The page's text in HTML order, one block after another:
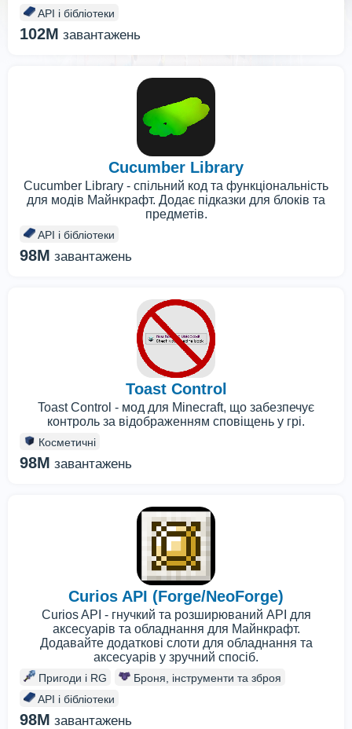
API і бібліотеки
102M завантажень
Cucumber Library
Cucumber Library - спільний код та функціональність
для модів Майнкрафт. Додає підказки для блоків та
предметів.
API і бібліотеки
98M завантажень
Toast Control
Toast Control - мод для Minecraft, що забезпечує
контроль за відображенням сповіщень у грі.
Косметичні
98M завантажень
Curios API (Forge/NeoForge)
Curios API - гнучкий та розширюваний API для
аксесуарів та обладнання для Майнкрафт.
Додавайте додаткові слоти для обладнання та
аксесуарів у зручний спосіб.
Пригоди і RG
Броня, інструменти та зброя
API і бібліотеки
98M завантажень